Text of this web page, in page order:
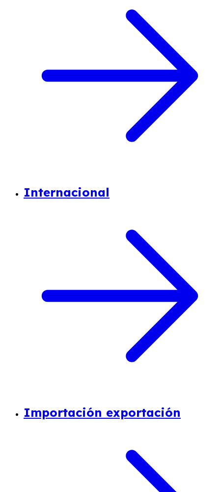
Internacional
Importación exportación